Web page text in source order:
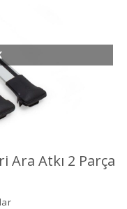
Ara Atkı 2 Parça